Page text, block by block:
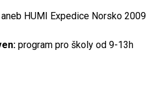
HUMI Expedice Norsko 2009
program pro školy od 9-13h